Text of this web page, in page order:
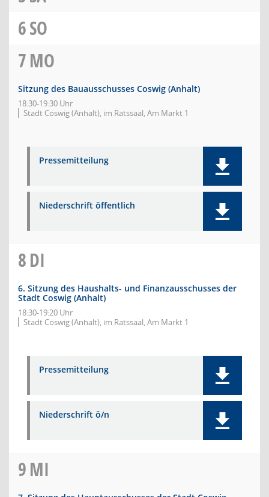
6SO
7MO
Sitzung des Bauausschusses Coswig (Anhalt)
18:30-19:30 Uhr
Stadt Coswig (Anhalt), im Ratssaal, Am Markt 1
Pressemitteilung
Niederschrift öffentlich
8DI
6. Sitzung des Haushalts- und Finanzausschusses der
Stadt Coswig (Anhalt)
18:30-19:20 Uhr
Stadt Coswig (Anhalt), im Ratssaal, Am Markt 1
Pressemitteilung
Niederschrift ö/n
9MI